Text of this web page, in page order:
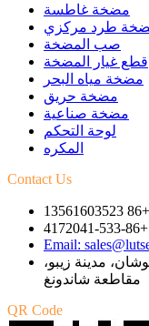
مضخة غاطسة
طرد مركزي
صب المضخة
قطع غيار المضخة
مضخة مياه البحر
مضخة حريق
مضخة صناعية
لوحة التحكم
المكره
Contact Us
Email:
بوشان، مدينة زيبو،
مقاطعة شاندونغ
QR Code